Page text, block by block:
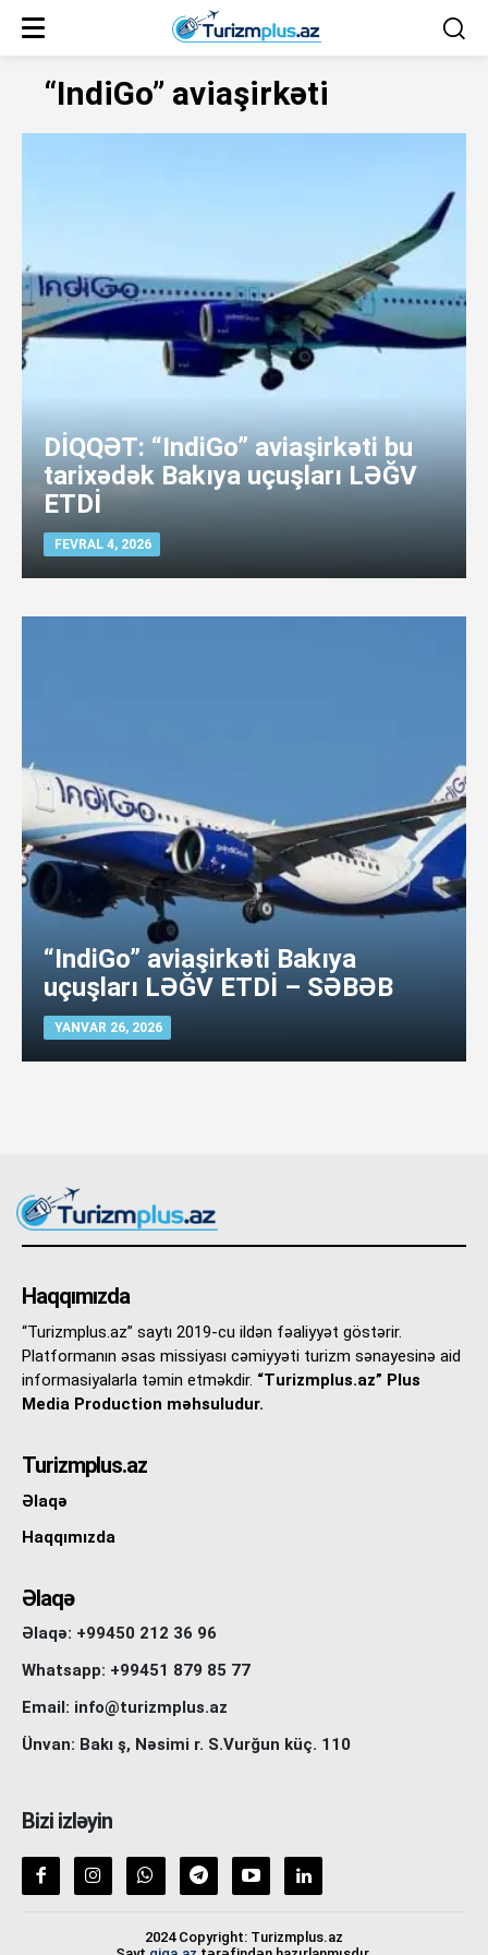
“IndiGo” aviaşirkəti
DİQQƏT: “IndiGo” aviaşirkəti bu
tarixədək Bakıya uçuşları LƏĞV
ETDİ
FEVRAL 4, 2026
“IndiGo” aviaşirkəti Bakıya
uçuşları LƏĞV ETDİ – SƏBƏB
YANVAR 26, 2026
Haqqımızda
“Turizmplus.az” saytı 2019-cu ildən fəaliyyət göstərir.
Platformanın əsas missiyası cəmiyyəti turizm sənayesinə aid
informasiyalarla təmin etməkdir. “Turizmplus.az” Plus
Media Production məhsuludur.
Turizmplus.az
Əlaqə
Haqqımızda
Əlaqə
Əlaqə: +99450 212 36 96
Whatsapp: +99451 879 85 77
Email: info@turizmplus.az
Ünvan: Bakı ş, Nəsimi r. S.Vurğun küç. 110
Bizi izləyin
2024 Copyright: Turizmplus.az